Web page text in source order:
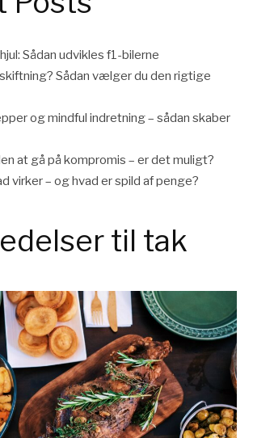
Sådan udvikles f1-bilerne
Sådan vælger du den rigtige
og mindful indretning – sådan skaber
at gå på kompromis – er det muligt?
virker – og hvad er spild af penge?
til tak